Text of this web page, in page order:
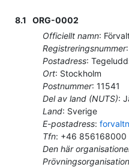
8.1
ORG-0002
Officiellt namn:
Registreringsnummer:
Postadress:
Ort: Stockholm
Postnummer: 11541
Del av land (NUTS):
Land: Sverige
E-postadress:
Tfn: +46 856168000
Den här
Prövningsorganisation